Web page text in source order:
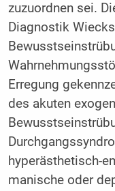
zuzuordnen sei.
Diagnostik
Erregung
des akuten
hyperästhetisch-
manische oder